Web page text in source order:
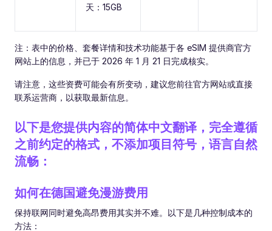
天：15GB
注：表中的价格、套餐详情和技术功能基于各 eSIM 提供商官方
网站上的信息，并已于 2026 年 1 月 21 日完成核实。
请注意，这些资费可能会有所变动，建议您前往官方网站或直接
联系运营商，以获取最新信息。
以下是您提供内容的简体中文翻译，完全遵循
之前约定的格式，不添加项目符号，语言自然
流畅：
如何在德国避免漫游费用
保持联网同时避免高昂费用其实并不难。以下是几种控制成本的
方法：